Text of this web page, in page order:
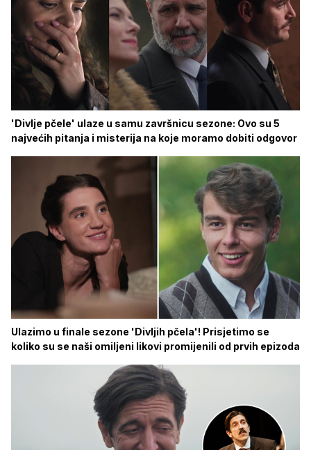
'Divlje pčele' ulaze u samu završnicu sezone: Ovo su 5
najvećih pitanja i misterija na koje moramo dobiti odgovor
Ulazimo u finale sezone 'Divljih pčela'! Prisjetimo se
koliko su se naši omiljeni likovi promijenili od prvih epizoda